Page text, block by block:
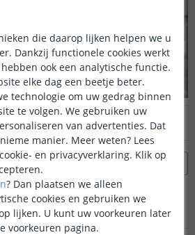
over dit product.
die daarop lijken helpen we u
Dankzij functionele cookies werkt
ook een analytische functie.
elke dag een beetje beter.
technologie om uw gedrag binnen
te volgen. We gebruiken uw
van advertenties. Dat
manier. Meer weten? Lees
en privacyverklaring. Klik op
? Dan plaatsen we alleen
cookies en gebruiken we
lijken. U kunt uw voorkeuren later
voorkeuren pagina.